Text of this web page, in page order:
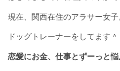
現在、関西在住のアラサー女子
ドッグトレーナーをしてます＾
恋愛にお金、仕事とずーっと悩